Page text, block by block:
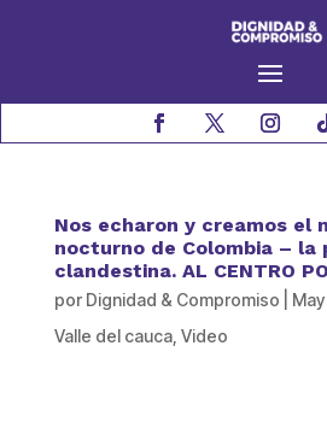
Nos echaron y creamos el
nocturno de Colombia – la
clandestina. AL CENTRO
por Dignidad & Compromiso
Valle del cauca, Video